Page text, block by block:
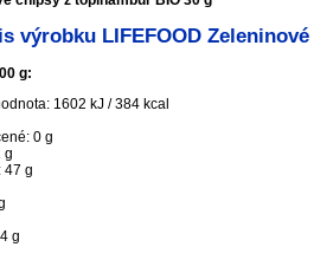
výrobku LIFEFOOD
g:
1602 kJ / 384 kcal
0 g
g
47 g
g